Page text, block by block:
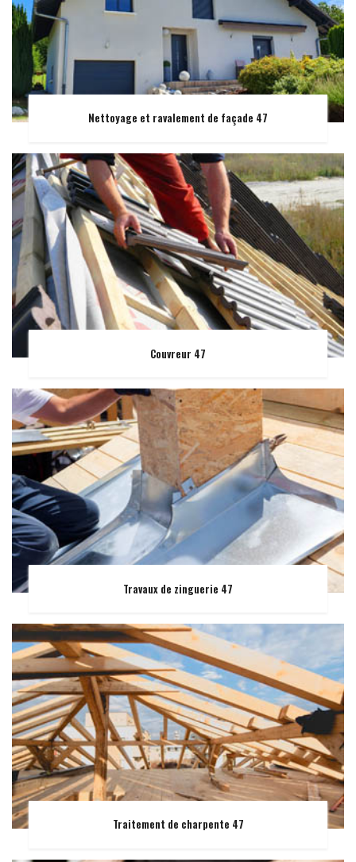
Nettoyage et ravalement de façade 47
Couvreur 47
Travaux de zinguerie 47
Traitement de charpente 47